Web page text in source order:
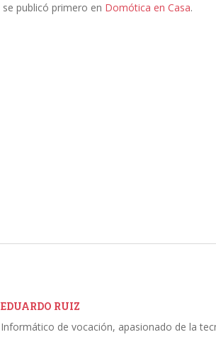
se publicó primero en Domótica en Casa.
EDUARDO RUIZ
Informático de vocación, apasionado de la